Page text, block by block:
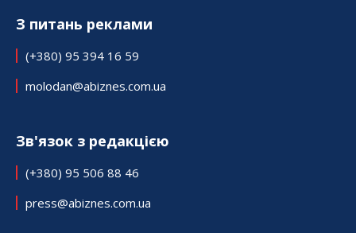
З питань реклами
(+380) 95 394 16 59
molodan@abiznes.com.ua
Зв'язок з редакцією
(+380) 95 506 88 46
press@abiznes.com.ua